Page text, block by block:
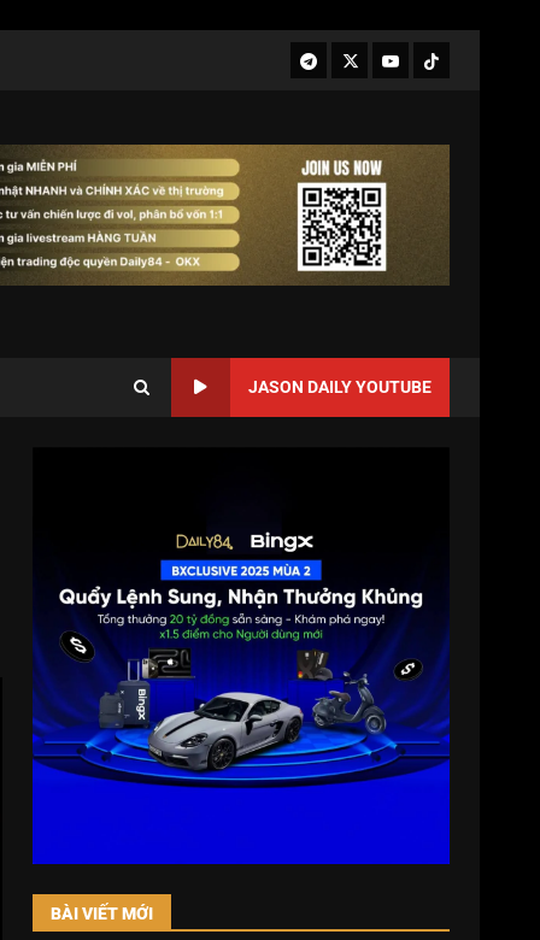
JASON DAILY YOUTUBE
BÀI VIẾT MỚI